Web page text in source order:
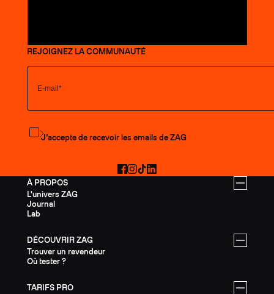
À PROPOS
L'univers ZAG
Journal
Lab
DÉCOUVRIR ZAG
Trouver un revendeur
Où tester ?
TARIFS PRO
REJOIGNEZ LA COMMUNAUTÉ
S'abonner à la newsletter
J’accepte de recevoir les emails de ZAG
Facebook
Instagram
TikTokLinkedIn